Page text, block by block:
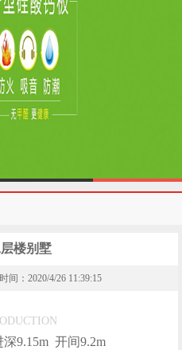
楼别墅
：2020/4/26 11:39:15
9.15m 开间9.2m